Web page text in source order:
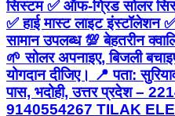
सिस्टम ✅ ऑफ-ग्रिड सोलर
✅ हाई मास्ट लाइट इंस्टॉलेशन
सामान उपलब्ध 💯 बेहतरीन
🌱 सोलर अपनाइए, बिजली
योगदान दीजिए। 📍 पता:
पास, भदोही, उत्तर प्रदेश –
9140554267 TILAK